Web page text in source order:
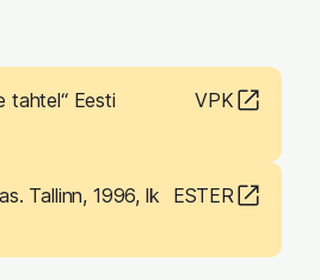
tahtel“ Eesti
VPK
Tallinn, 1996, lk
ESTER